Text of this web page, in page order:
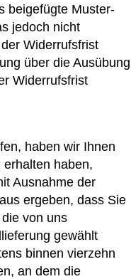
beigefügte Muster-
jedoch nicht
Widerrufsfrist
über die Ausübung
Widerrufsfrist
haben wir Ihnen
haben,
Ausnahme der
ergeben, dass Sie
von uns
gewählt
binnen vierzehn
an dem die